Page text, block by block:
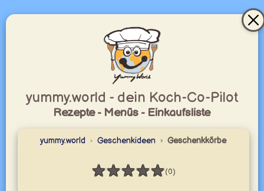
yummy.world - dein Koch-Co-Pilot
Rezepte - Menüs - Einkaufsliste
yummy.world Geschenkideen Geschenkkörbe
★★★★★
Bewertung: 0 / 5
(0)